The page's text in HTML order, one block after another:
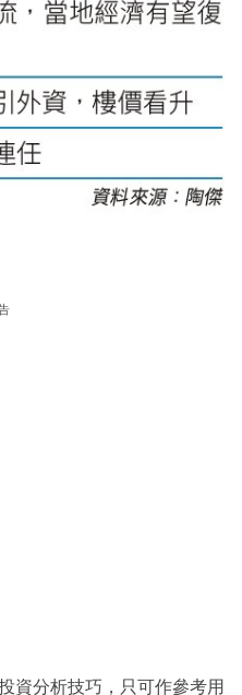
資分析技巧，只可作參考用